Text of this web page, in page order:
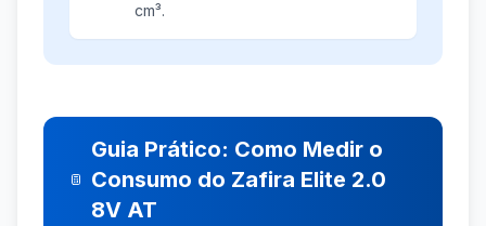
cm³.
Guia Prático: Como Medir o
Consumo do Zafira Elite 2.0
8V AT